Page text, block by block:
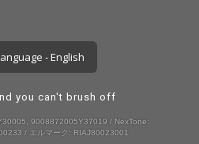
- English
you can't brush off
9008872005Y37019 / NexTone:
/ エルマーク: RIAJ80023001